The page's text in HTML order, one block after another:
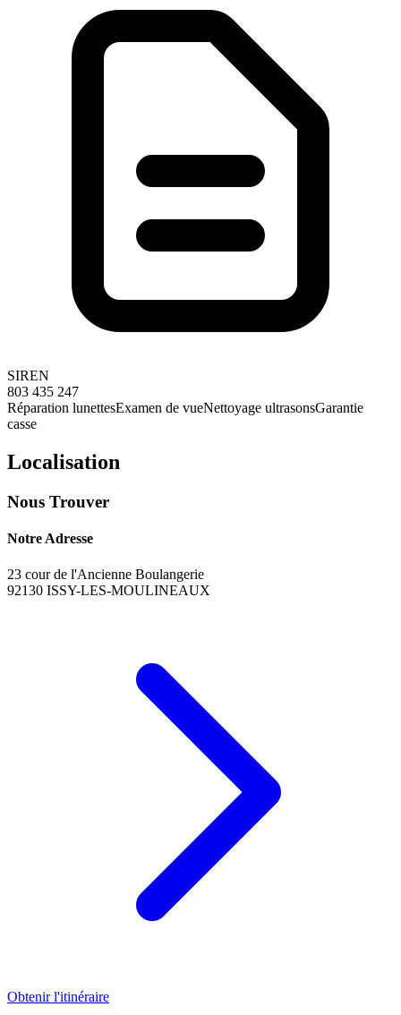
SIREN
803 435 247
Réparation lunettesExamen de vueNettoyage ultrasonsGarantie
casse
Localisation
Nous Trouver
Notre Adresse
23 cour de l'Ancienne Boulangerie
92130 ISSY-LES-MOULINEAUX
Obtenir l'itinéraire